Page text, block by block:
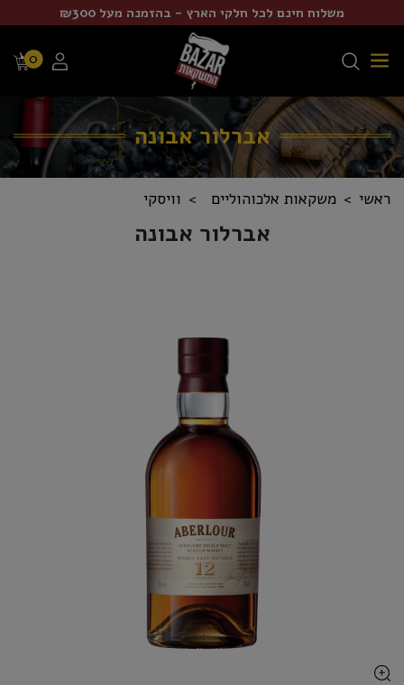
משלוח חינם לכל חלקי הארץ - בהזמנה מעל ₪300
0
אברלור אבונה
ראשי משקאות אלכוהוליים וויסקי
אברלור אבונה